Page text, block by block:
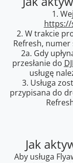
1.
https://
2. W trakcie
Refresh,
2a. Gdy
przesłanie do
usługę
3. Usługa
przypisana do
Jak
Aby usługa